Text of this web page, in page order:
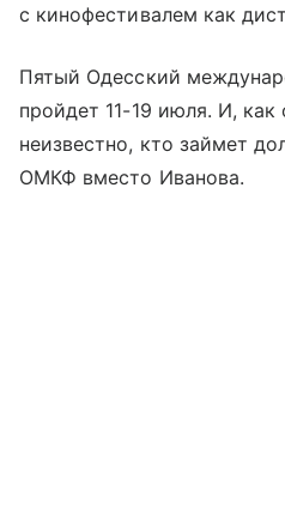
с кинофестивалем как
Пятый Одесский
пройдет 11-19 июля. И, как
неизвестно, кто займет
ОМКФ вместо Иванова.